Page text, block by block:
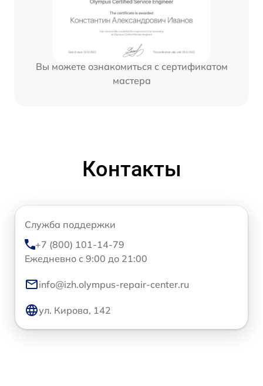
Вы можете ознакомиться с сертификатом
мастера
Контакты
Служба поддержки
+7 (800) 101-14-79
Ежедневно с 9:00 до 21:00
info@izh.olympus-repair-center.ru
ул. Кирова, 142